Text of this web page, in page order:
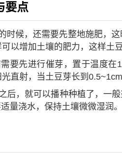
要点
时候，还需要先整地施肥，
以增加土壤的肥力，这样土
要先进行催芽，置于温度
直射，当土豆芽长到
后，就可以播种种植了，一
量浇水，保持土壤微微湿润。